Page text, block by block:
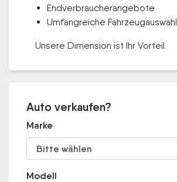
Endverbraucherangebote
Umfangreiche Fahrzeugauswahl
Unsere Dimension ist Ihr Vorteil.
Auto verkaufen?
Marke
Modell